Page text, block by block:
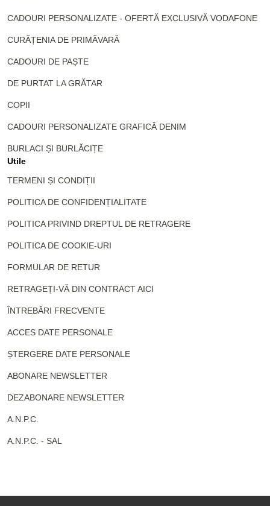
CADOURI PERSONALIZATE - OFERTĂ EXCLUSIVĂ VODAFONE
CURĂȚENIA DE PRIMĂVARĂ
CADOURI DE PAȘTE
DE PURTAT LA GRĂTAR
COPII
CADOURI PERSONALIZATE GRAFICĂ DENIM
BURLACI ȘI BURLĂCIȚE
Utile
TERMENI ȘI CONDIȚII
POLITICA DE CONFIDENȚIALITATE
POLITICA PRIVIND DREPTUL DE RETRAGERE
POLITICA DE COOKIE-URI
FORMULAR DE RETUR
RETRAGEȚI-VĂ DIN CONTRACT AICI
ÎNTREBĂRI FRECVENTE
ACCES DATE PERSONALE
ȘTERGERE DATE PERSONALE
ABONARE NEWSLETTER
DEZABONARE NEWSLETTER
A.N.P.C.
A.N.P.C. - SAL